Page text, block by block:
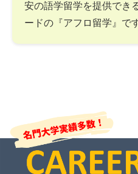
安の語学留学を提供でき
ードの『アフロ留学』で